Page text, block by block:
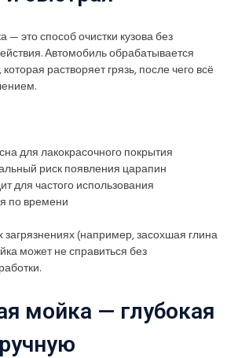
— это способ очистки кузова без
Автомобиль обрабатывается
растворяет грязь, после чего всё
для лакокрасочного покрытия
риск появления царапин
для частого использования
по времени
(например, засохшая глина
может не справиться без
мойка — глубокая